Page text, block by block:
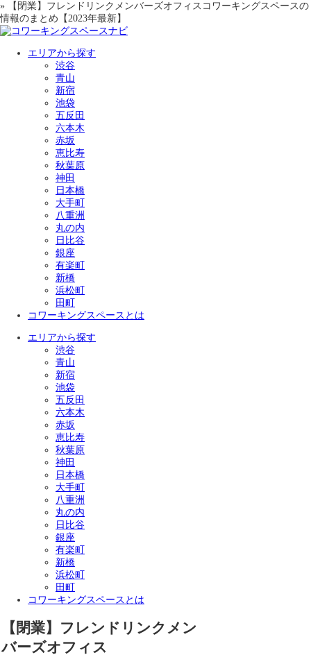
» 【閉業】フレンドリンクメンバーズオフィスコワーキングスペースの
情報のまとめ【2023年最新】
エリアから探す
渋谷
青山
新宿
池袋
五反田
六本木
赤坂
恵比寿
秋葉原
神田
日本橋
大手町
八重洲
丸の内
日比谷
銀座
有楽町
新橋
浜松町
田町
コワーキングスペースとは
エリアから探す
渋谷
青山
新宿
池袋
五反田
六本木
赤坂
恵比寿
秋葉原
神田
日本橋
大手町
八重洲
丸の内
日比谷
銀座
有楽町
新橋
浜松町
田町
コワーキングスペースとは
【閉業】フレンドリンクメン
バーズオフィス